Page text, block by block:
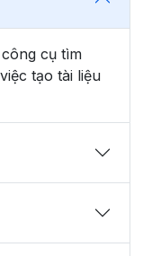
cụ tìm
tạo tài liệu